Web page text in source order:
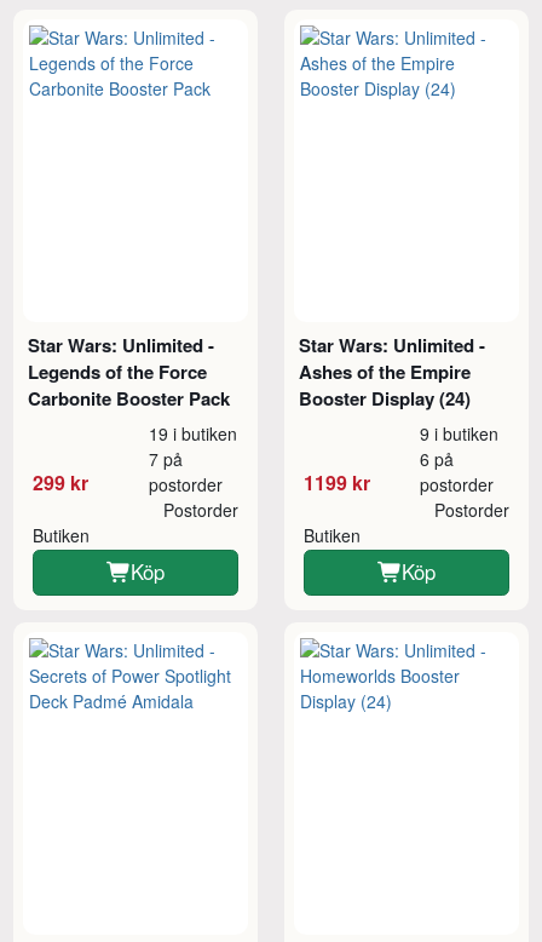
Star Wars: Unlimited -
Legends of the Force
Carbonite Booster Pack
299 kr
19 i butiken
7 på
postorder
Butiken
Postorder
Köp
Star Wars: Unlimited -
Ashes of the Empire
Booster Display (24)
1199 kr
9 i butiken
6 på
postorder
Butiken
Postorder
Köp